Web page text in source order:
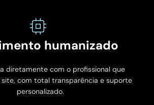
humanizado
diretamente com o profissional que
site, com total transparência e suporte
personalizado.